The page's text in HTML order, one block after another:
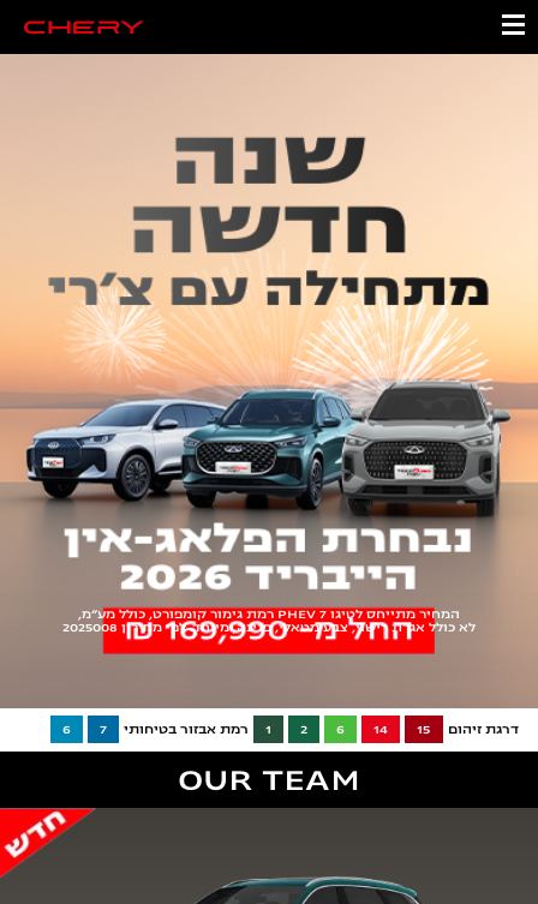
המחיר מתייחס לטיגו 7 PHEV רמת גימור קומפורט, כולל מע"מ,
לא כולל אגרת רישוי, צבע מטאלי, פנינה, מיוחד. לפי מחירון 2025008
דרגת זיהום 15
14
6
2
1 רמת אבזור בטיחותי 7
6
OUR TEAM